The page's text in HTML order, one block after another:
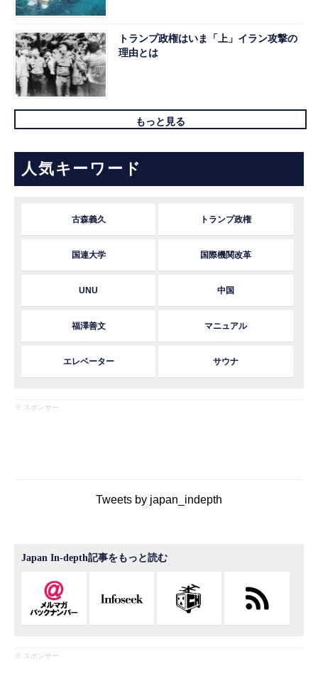
トランプ政権はいま「上」イラン攻撃の
理由とは
もっと見る
人気キーワード
古森義久 トランプ政権
国連大学 国際機関改革
UNU 中国
福澤善文 マニュアル
エレベーター サウナ
※ スポンサー
Tweets by japan_indepth
Japan In-depth記事をもっと読む
※ スポンサー